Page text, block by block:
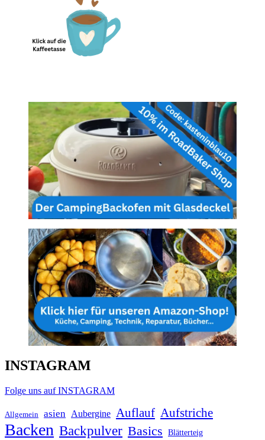
INSTAGRAM
Folge uns auf INSTAGRAM
Allgemein asien Aubergine Auflauf Aufstriche
Backen Backpulver Basics Blätterteig